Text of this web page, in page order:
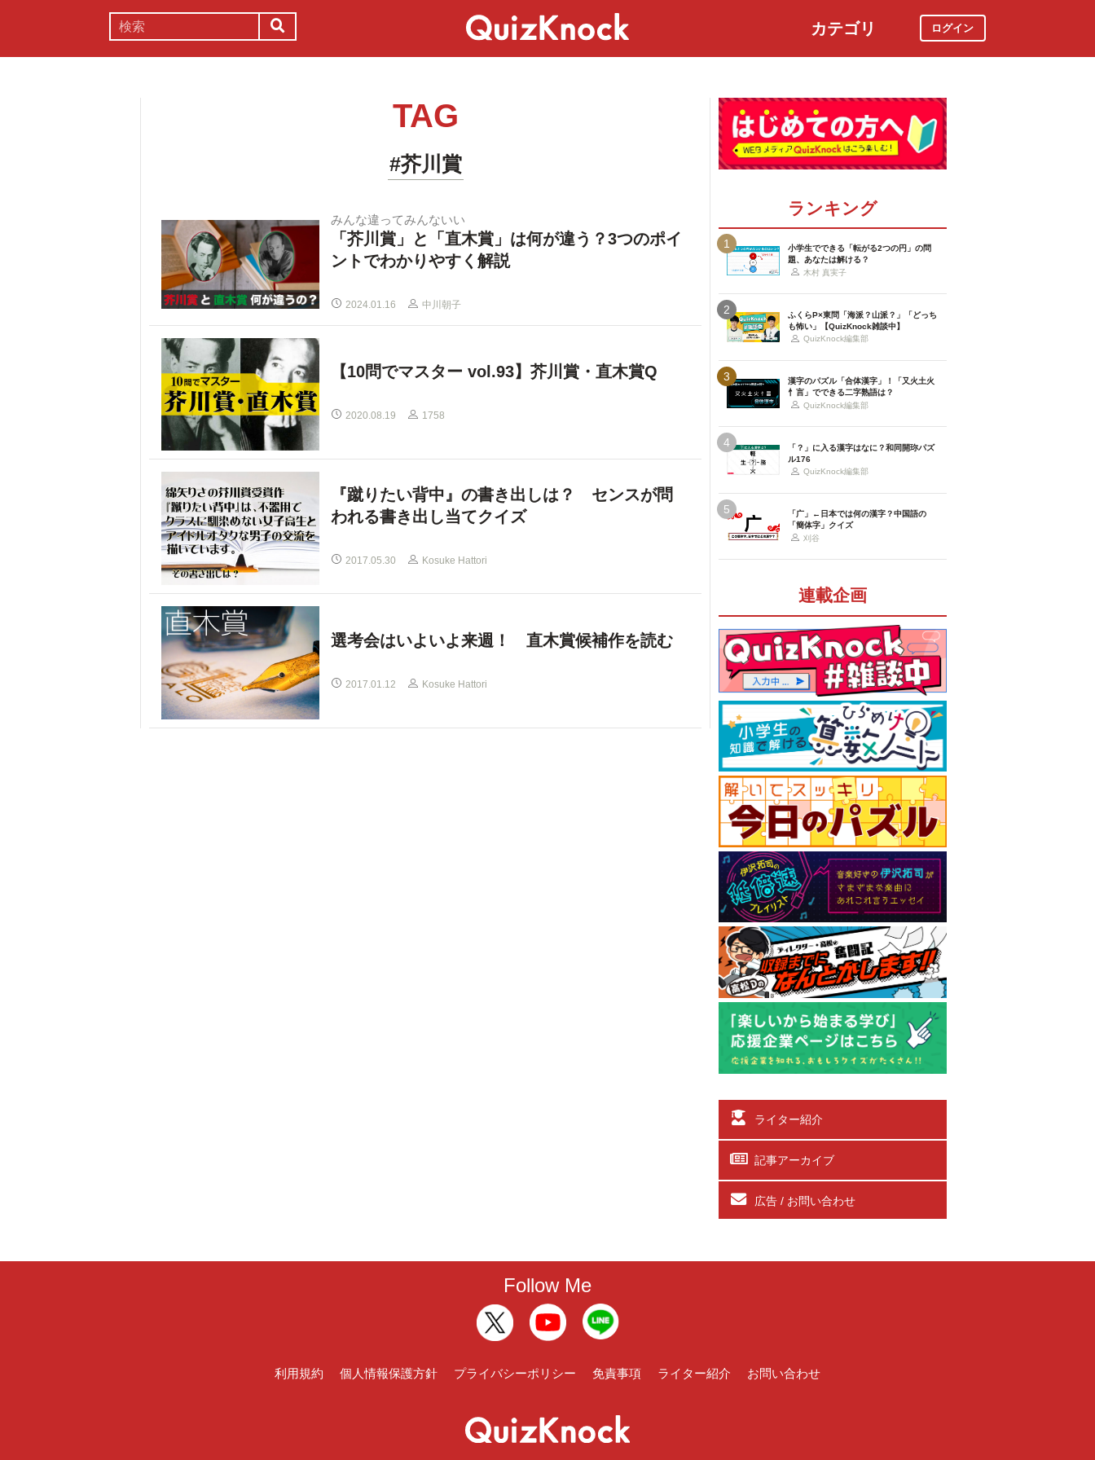
カテゴリ ログイン
TAG
#芥川賞
みんな違ってみんないい
「芥川賞」と「直木賞」は何が違う？3つのポイ
ントでわかりやすく解説
2024.01.16 中川朝子
【10問でマスター vol.93】芥川賞・直木賞Q
2020.08.19 1758
『蹴りたい背中』の書き出しは？ センスが問
われる書き出し当てクイズ
2017.05.30 Kosuke Hattori
選考会はいよいよ来週！ 直木賞候補作を読む
2017.01.12 Kosuke Hattori
ランキング
1
小学生でできる「転がる2つの円」の問
題、あなたは解ける？
木村 真実子
2
ふくらP×東問「海派？山派？」「どっち
も怖い」【QuizKnock雑談中】
QuizKnock編集部
3
漢字のパズル「合体漢字」！「又火土火
忄言」でできる二字熟語は？
QuizKnock編集部
4
「？」に入る漢字はなに？和同開珎パズ
ル176
QuizKnock編集部
5
「广」←日本では何の漢字？中国語の
「簡体字」クイズ
刈谷
連載企画
ライター紹介
記事アーカイブ
広告 / お問い合わせ
Follow Me
利用規約 個人情報保護方針 プライバシーポリシー 免責事項 ライター紹介 お問い合わせ